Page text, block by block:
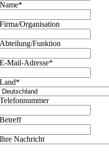
Name*
Firma/Organisation
Abteilung/Funktion
E-Mail-Adresse*
Land*
Telefonnummer
Betreff
Ihre Nachricht